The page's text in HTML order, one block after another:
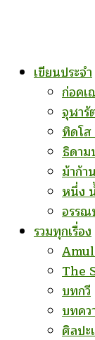
เขียนประจำ
ก่อคเ
จุฬารั
ทิดโส
ธิดา
ม้าก้า
หนึ่ง
อรร
รวมทุกเรื่อง
The
บทกวี
บทคว
ศิลปะ